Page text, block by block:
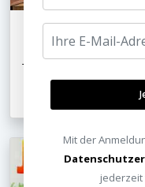
JMGO N1S Nano
Mit der